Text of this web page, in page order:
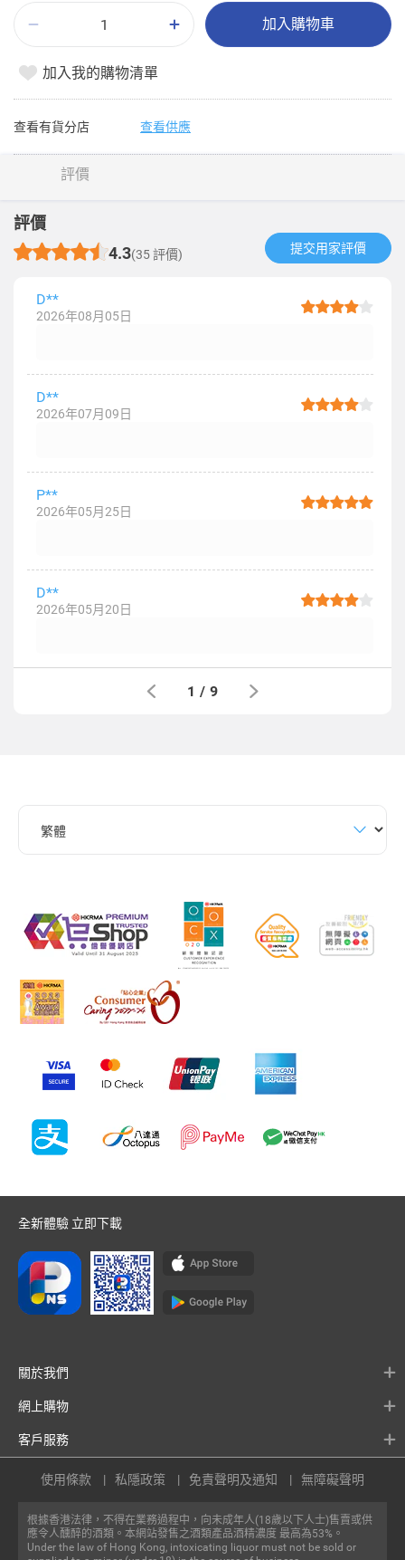
加入購物車
加入我的購物清單
查看有貨分店 查看供應
評價
評價
4.3(35 評價) 提交用家評價​
D**
2026年08月05日
D**
2026年07月09日
P**
2026年05月25日
D**
2026年05月20日
1 / 9
全新體驗 立即下載
關於我們
網上購物
客戶服務
根據香港法律，不得在業務過程中，向未成年人(18歲以下人士)售賣或供
應令人醺醉的酒類。本網站發售之酒類產品酒精濃度 最高為53%。
Under the law of Hong Kong, intoxicating liquor must not be sold or
使用條款 私隱政策 免責聲明及通知 無障礙聲明